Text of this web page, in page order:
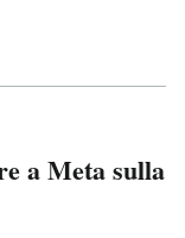
a Meta sulla